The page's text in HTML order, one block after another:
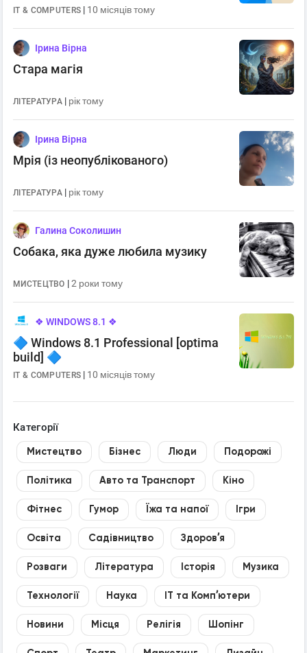
IT & COMPUTERS | 10 місяців тому
Ірина Вірна
Стара магія
ЛІТЕРАТУРА | рік тому
Ірина Вірна
Мрія (із неопублікованого)
ЛІТЕРАТУРА | рік тому
Галина Соколишин
Собака, яка дуже любила музику
МИСТЕЦТВО |2 роки тому
❖ WINDOWS 8.1 ❖
🔷 Windows 8.1 Professional [optima
build] 🔷
IT & COMPUTERS | 10 місяців тому
Категорії
Мистецтво Бізнес Люди Подорожі
Політика Авто та Транспорт Кіно
Фітнес Гумор Їжа та напої Ігри
Освіта Садівництво Здоровʼя
Розваги Література Історія Музика
Технології Наука IT та Компʼютери
Новини Місця Релігія Шопінг